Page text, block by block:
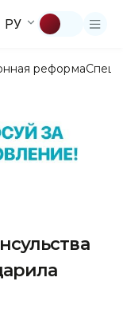
РУ
реформа